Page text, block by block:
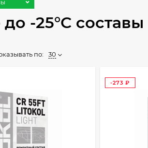
-25°С составы
по: 30
-273